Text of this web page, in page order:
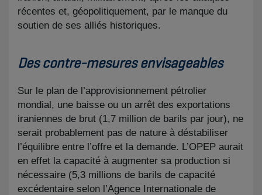
récentes et, géopolitiquement, par le manque du
soutien de ses alliés historiques.
Des contre-mesures envisageables
Sur le plan de l’approvisionnement pétrolier
mondial, une baisse ou un arrêt des exportations
iraniennes de brut (1,7 million de barils par jour), ne
serait probablement pas de nature à déstabiliser
l’équilibre entre l’offre et la demande. L’OPEP aurait
en effet la capacité à augmenter sa production si
nécessaire (5,3 millions de barils de capacité
excédentaire selon l’Agence Internationale de